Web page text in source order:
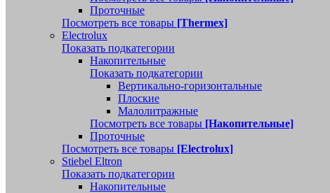
Проточные
Посмотреть все товары [Thermex]
Electrolux
Показать подкатегории
Накопительные
Показать подкатегории
Вертикально-горизонтальные
Плоские
Малолитражные
Посмотреть все товары [Накопительные]
Проточные
Посмотреть все товары [Electrolux]
Stiebel Eltron
Показать подкатегории
Накопительные